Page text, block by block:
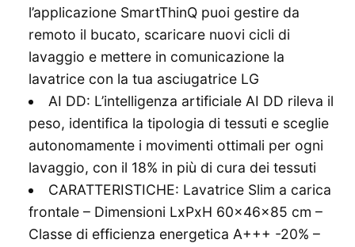
l’applicazione SmartThinQ puoi gestire da
remoto il bucato, scaricare nuovi cicli di
lavaggio e mettere in comunicazione la
lavatrice con la tua asciugatrice LG
AI DD: L’intelligenza artificiale AI DD rileva il
peso, identifica la tipologia di tessuti e sceglie
autonomamente i movimenti ottimali per ogni
lavaggio, con il 18% in più di cura dei tessuti
CARATTERISTICHE: Lavatrice Slim a carica
frontale – Dimensioni LxPxH 60x46x85 cm –
Classe di efficienza energetica A+++ -20% –